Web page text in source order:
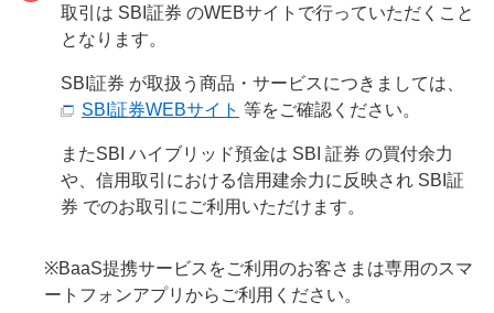
取引は SBI証券 のWEBサイトで行っていただくこと
となります。
SBI証券 が取扱う商品・サービスにつきましては、
SBI証券WEBサイト 等をご確認ください。
またSBI ハイブリッド預金は SBI 証券 の買付余力
や、信用取引における信用建余力に反映され SBI証
券 でのお取引にご利用いただけます。
※BaaS提携サービスをご利用のお客さまは専用のスマ
ートフォンアプリからご利用ください。